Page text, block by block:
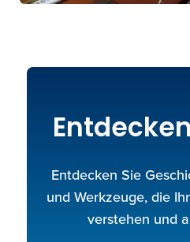
Entdecken Sie
und Werkzeuge, die
verstehen und